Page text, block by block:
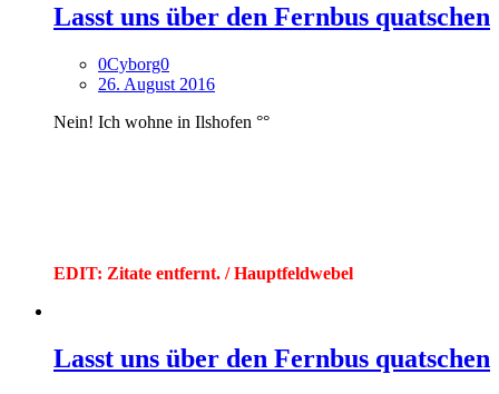
Lasst uns über den Fernbus quatschen
0Cyborg0
26. August 2016
Nein! Ich wohne in Ilshofen °°
EDIT: Zitate entfernt. / Hauptfeldwebel
Lasst uns über den Fernbus quatschen